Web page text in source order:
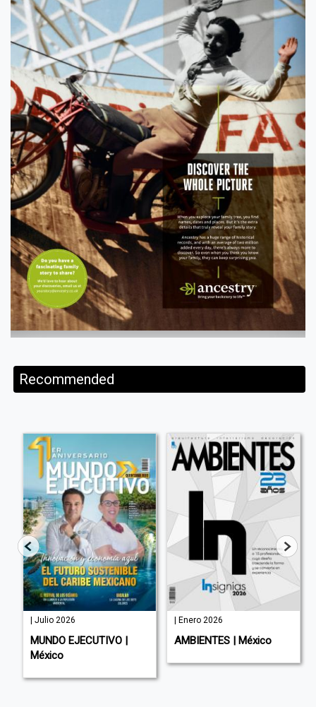
Recommended
| Julio 2026
MUNDO EJECUTIVO |
México
| Enero 2026
AMBIENTES | México